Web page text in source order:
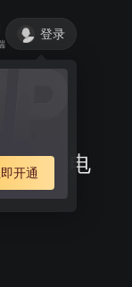
登录
开通效微电